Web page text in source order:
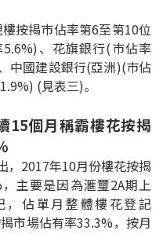
按揭巿佔率第6至第10位
、花旗銀行(巿佔率
中國建設銀行(亞洲)(巿佔
(見表三)。
15個月稱霸樓花按揭
，2017年10月份樓花按揭
主要是因為滙璽2A期上
，佔單月整體樓花登記
市場佔有率33.3%，按月